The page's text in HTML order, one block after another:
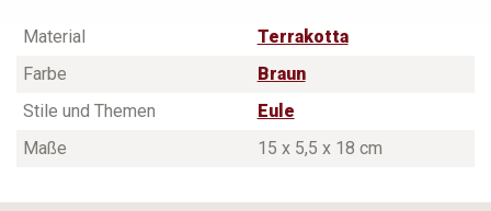
Material
Terrakotta
Farbe
Braun
Stile und Themen
Eule
Maße
15 x 5,5 x 18 cm